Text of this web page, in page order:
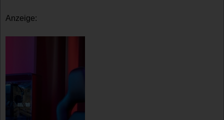
Anzeige: